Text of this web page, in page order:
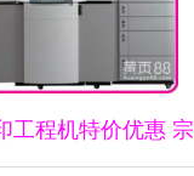
工程机特价优惠 宗